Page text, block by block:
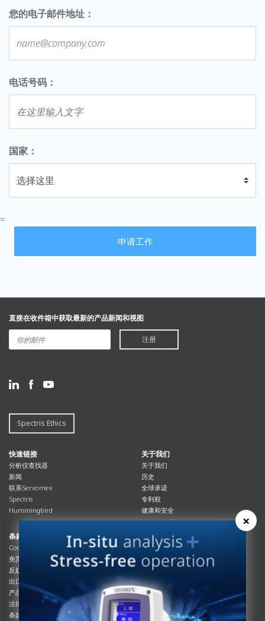
您的电子邮件地址：
电话号码：
国家：
=
申请工作
直接在收件箱中获取最新的产品新闻和视图
注册
Spectris Ethics
快速链接
分析仪查找器
新闻
联系Servomex
Spectris
Hummingbird
关于我们
关于我们
历史
全球承诺
专利权
健康和安全
条款与合规
Cookies政策
免责声明
反奴隶制立法
出口管制
产品合规
法律和隐私声明
条款及细则
资源资源
总览
杂志
系统信息
产品手册
说明书
服务信息
×